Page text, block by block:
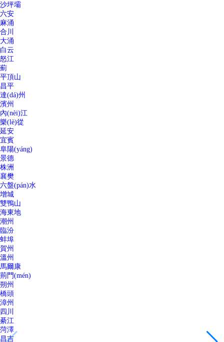
沙坪壩
六安
麻涌
合川
大涌
白云
怒江
薊
平頂山
昌平
達(dá)州
濱州
內(nèi)江
樂(lè)從
延安
宜賓
阜陽(yáng)
景德
株洲
襄樊
六盤(pán)水
增城
雙鴨山
海東地
潮州
臨汾
蚌埠
賀州
溫州
馬爾康
荊門(mén)
朔州
橋頭
漳州
四川
綦江
菏澤
昌吉